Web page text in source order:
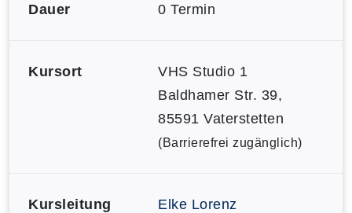
Dauer 0 Termin
Kursort
VHS Studio 1
Baldhamer Str. 39,
85591 Vaterstetten
(Barrierefrei zugänglich)
Kursleitung Elke Lorenz